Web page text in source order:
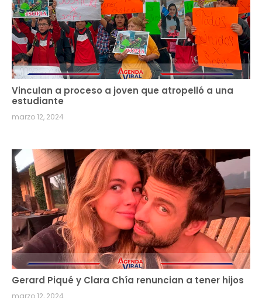
Vinculan a proceso a joven que atropelló a una
estudiante
marzo 12, 2024
Gerard Piqué y Clara Chía renuncian a tener hijos